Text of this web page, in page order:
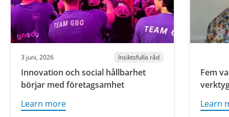
3 juni, 2026 Insiktsfulla råd
Innovation och social hållbarhet
börjar med företagsamhet
Learn more
Fem
Learn